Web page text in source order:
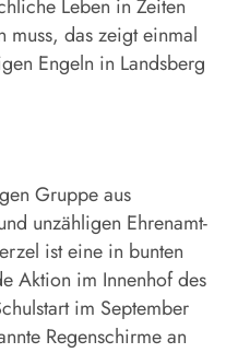
Leben in Zeiten
das zeigt einmal
Engeln in Landsberg
Gruppe aus
unzähligen Ehrenamt­
ist eine in bunten
Aktion im Innenhof des
im September
Regenschirme an